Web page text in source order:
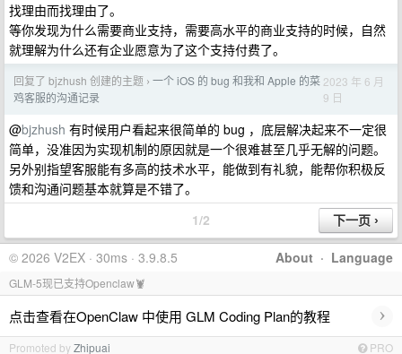
找理由而找理由了。
等你发现为什么需要商业支持，需要高水平的商业支持的时候，自然
就理解为什么还有企业愿意为了这个支持付费了。
回复了 bjzhush 创建的主题 › 一个 iOS 的 bug 和我和 Apple 的菜
鸡客服的沟通记录
2023 年 6 月
9 日
@bjzhush 有时候用户看起来很简单的 bug ，底层解决起来不一定很
简单，没准因为实现机制的原因就是一个很难甚至几乎无解的问题。
另外别指望客服能有多高的技术水平，能做到有礼貌，能帮你积极反
馈和沟通问题基本就算是不错了。
1/2
About · Language
© 2026 V2EX · 30ms · 3.9.8.5
GLM-5现已支持Openclaw🦞
点击查看在OpenClaw 中使用 GLM Coding Plan的教程 ›
Promoted byZhipuai PRO